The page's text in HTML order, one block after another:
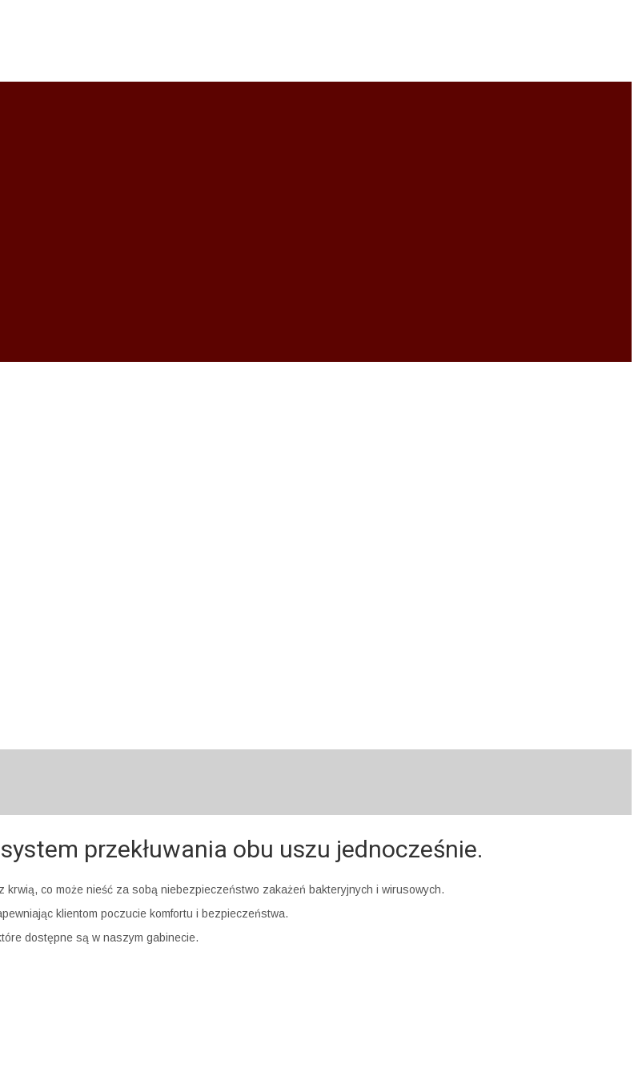
przekłuwania obu uszu jednocześnie.
co może nieść za sobą niebezpieczeństwo zakażeń bakteryjnych i wirusowych.
klientom poczucie komfortu i bezpieczeństwa.
dostępne są w naszym gabinecie.